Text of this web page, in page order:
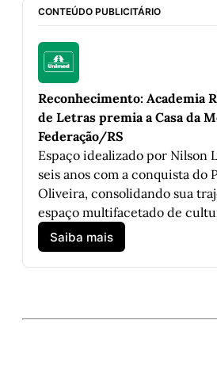
CONTEÚDO PUBLICITÁRIO
Reconhecimento: Academia
de Letras premia a Casa da
Federação/RS
Espaço idealizado por Nilson
seis anos com a conquista do
Oliveira, consolidando sua
espaço multifacetado de
Saiba mais